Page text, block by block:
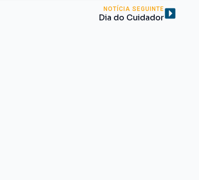
NOTÍCIA SEGUINTE
Dia do Cuidador